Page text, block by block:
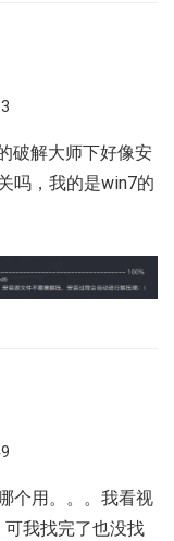
破解大师下好像安
吗，我的是win7的
个用。。。我看视
我找完了也没找